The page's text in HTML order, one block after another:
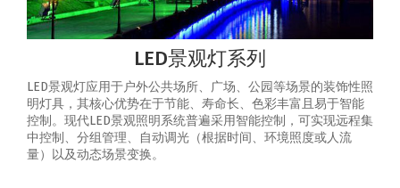
LED景观灯系列
LED景观灯应用于户外公共场所、广场、公园等场景的装饰性照
明灯具，其核心优势在于节能、寿命长、色彩丰富且易于智能
控制‌。‌现代LED景观照明系统普遍采用智能控制，可实现‌远程集
中控制、分组管理、自动调光（根据时间、环境照度或人流
量）以及动态场景变换‌。